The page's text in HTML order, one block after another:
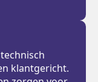
klantgericht.